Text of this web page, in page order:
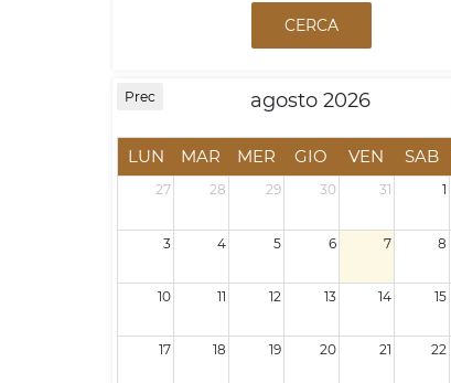
CERCA
Prec agosto 2026
LUN MAR MER GIO VEN SAB
27 28 29 30 31 1
3 4 5 6 7 8
10 11 12 13 14 15
17 18 19 20 21 22